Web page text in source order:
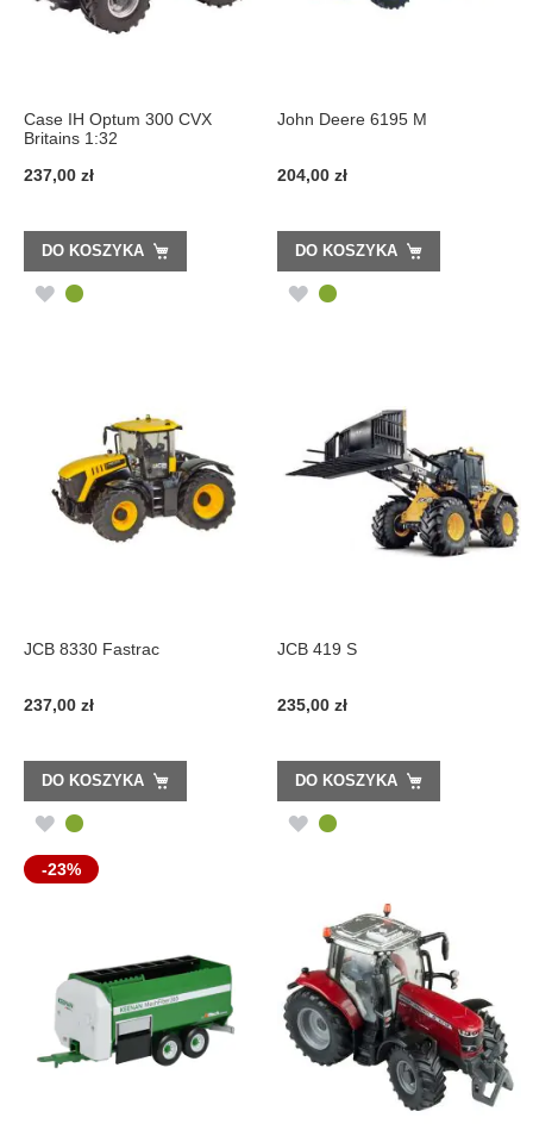
Case IH Optum 300 CVX
Britains 1:32
237,00 zł
DO KOSZYKA
DODAJ
ŻYCZEŃ
John Deere 6195 M
204,00 zł
DO KOSZYKA
DODAJ
ŻYCZEŃ
JCB 8330 Fastrac
237,00 zł
DO KOSZYKA
DODAJ
DO
JCB 419 S
235,00 zł
DO KOSZYKA
DODAJ
ŻYCZEŃ
-23%